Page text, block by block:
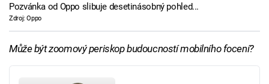
Pozvánka od Oppo slibuje desetinásobný pohled...
Zdroj: Oppo
Může být zoomový periskop budoucností mobilního focení?